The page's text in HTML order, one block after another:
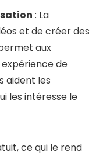
: La
et de créer des
aux
de
aident les
les intéresse le
ce qui le rend